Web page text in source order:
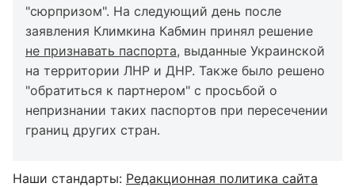
"сюрпризом". На следующий день после
заявления Климкина Кабмин принял решение
не признавать паспорта, выданные Украинской
на территории ЛНР и ДНР. Также было решено
"обратиться к партнером" с просьбой о
непризнании таких паспортов при пересечении
границ других стран.
Наши стандарты: Редакционная политика сайта